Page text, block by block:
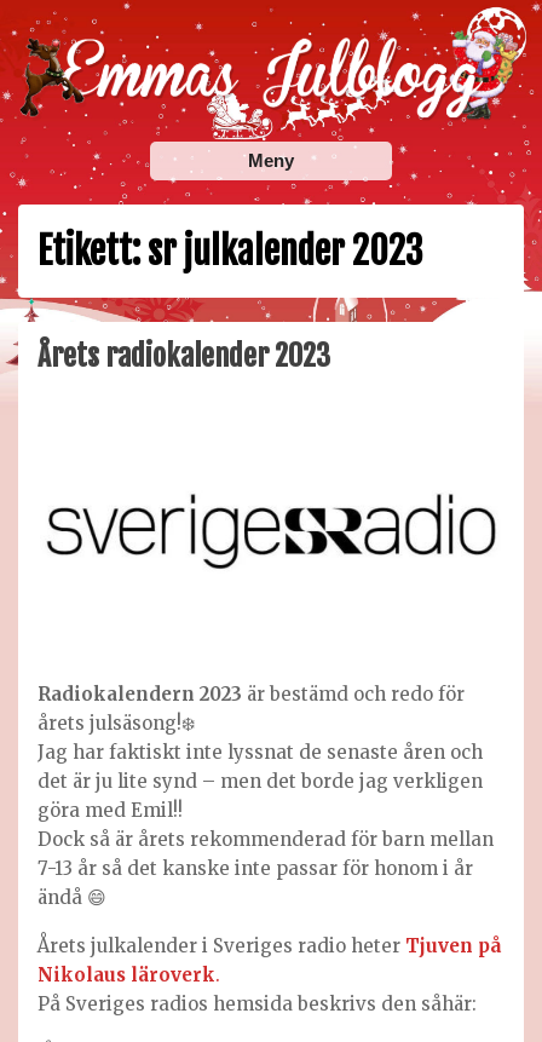
Skip
to
content
Emmas Julblogg
Julbloggar om julnyheter, julklappstips, julkalendrar,
adventskalendrar , julpyssel och julrecept!
Meny
Etikett:sr julkalender 2023
Årets radiokalender 2023
Radiokalendern 2023 är bestämd och redo för
årets julsäsong!❄️
Jag har faktiskt inte lyssnat de senaste åren och
det är ju lite synd – men det borde jag verkligen
göra med Emil!!
Dock så är årets rekommenderad för barn mellan
7-13 år så det kanske inte passar för honom i år
ändå 😄
Årets julkalender i Sveriges radio heter Tjuven på
Nikolaus läroverk.
På Sveriges radios hemsida beskrivs den såhär: